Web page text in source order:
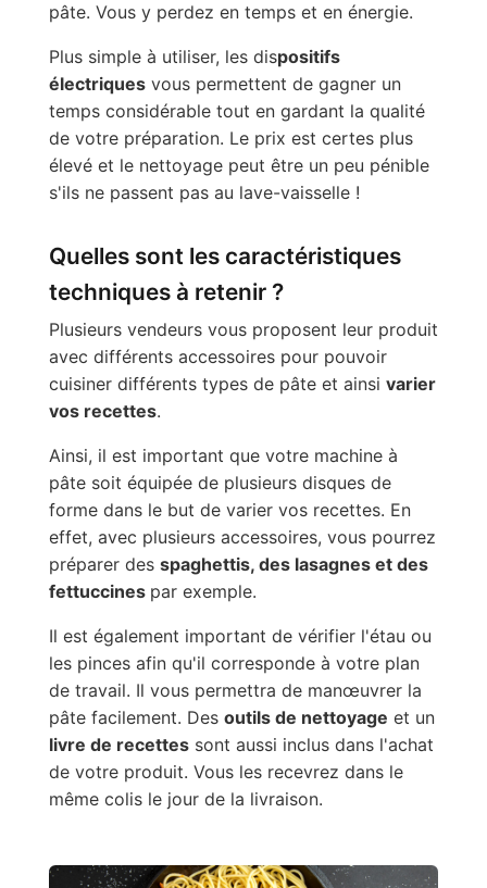
pâte. Vous y perdez en temps et en énergie.
Plus simple à utiliser, les dispositifs
électriquesvous permettent de gagner un
temps considérable tout en gardant la qualité
de votre préparation. Le prix est certes plus
élevé et le nettoyage peut être un peu pénible
s'ils ne passent pas au lave-vaisselle !
Quelles sont les caractéristiques
techniques à retenir ?
Plusieurs vendeurs vous proposent leur produit
avec différents accessoires pour pouvoir
cuisiner différents types de pâte et ainsi varier
vos recettes.
Ainsi, il est important que votre machine à
pâte soit équipée de plusieurs disques de
forme dans le but de varier vos recettes. En
effet, avec plusieurs accessoires, vous pourrez
préparer des spaghettis, des lasagnes et des
fettuccines par exemple.
Il est également important de vérifier l'étau ou
les pinces afin qu'il corresponde à votre plan
de travail. Il vous permettra de manœuvrer la
pâte facilement. Des outils de nettoyage et un
livre de recettessont aussi inclus dans l'achat
de votre produit. Vous les recevrez dans le
même colis le jour de la livraison.